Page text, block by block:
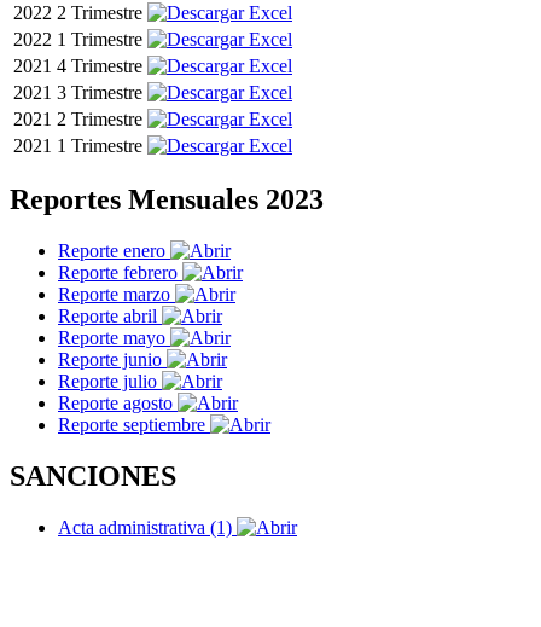
2022 2 Trimestre
2022 1 Trimestre
2021 4 Trimestre
2021 3 Trimestre
2021 2 Trimestre
2021 1 Trimestre
Reportes Mensuales 2023
Reporte enero
Reporte febrero
Reporte marzo
Reporte abril
Reporte mayo
Reporte junio
Reporte julio
Reporte agosto
Reporte septiembre
SANCIONES
Acta administrativa (1)